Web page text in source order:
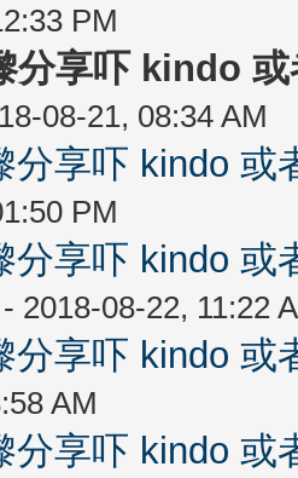
PM
分享吓 kindo
08-21, 08:34 AM
分享吓 kindo 或
PM
分享吓 kindo 或
- 2018-08-22, 11:22
分享吓 kindo 或
AM
分享吓 kindo 或